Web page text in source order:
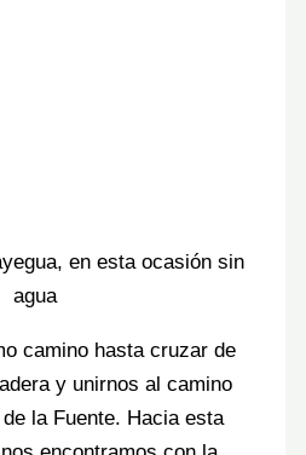
en esta ocasión sin
agua
camino hasta cruzar de
y unirnos al camino
la Fuente. Hacia esta